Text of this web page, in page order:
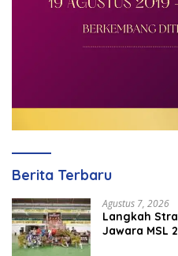
Berita Terbaru
Agustus 7, 2026
Langkah
Jawara MSL